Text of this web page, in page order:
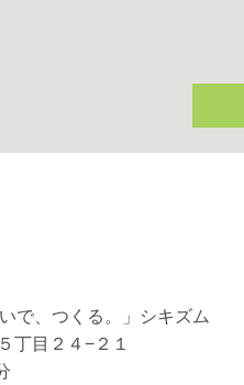
で、つくる。」シキズム
丁目２４−２１